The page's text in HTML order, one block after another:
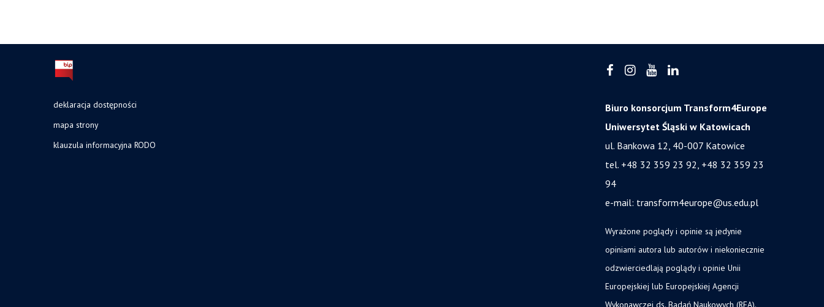
deklaracja dostępności
mapa strony
klauzula informacyjna RODO
Biuro konsorcjum Transform4Europe
Uniwersytet Śląski w Katowicach
ul. Bankowa 12, 40-007 Katowice
tel. +48 32 359 23 92, +48 32 359 23
94
e-mail: transform4europe@us.edu.pl
Wyrażone poglądy i opinie są jedynie
opiniami autora lub autorów i niekoniecznie
odzwierciedlają poglądy i opinie Unii
Europejskiej lub Europejskiej Agencji
Wykonawczej ds. Badań Naukowych (REA).